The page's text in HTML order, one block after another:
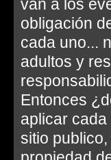
van a los
obligación
cada uno...
adultos y
Entonces
aplicar
sitio